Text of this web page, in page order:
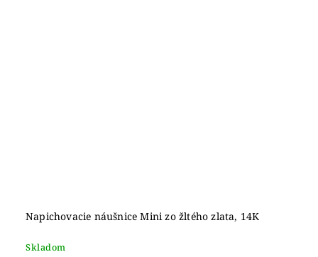
Napichovacie náušnice Mini zo žltého zlata, 14K
Skladom